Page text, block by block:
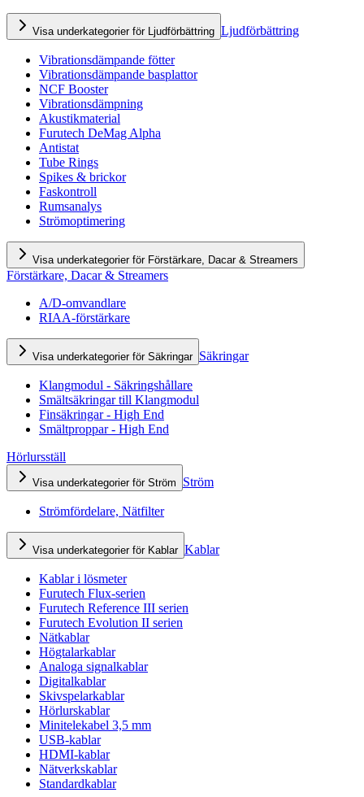
Visa underkategorier för Ljudförbättring Ljudförbättring
Vibrationsdämpande fötter
Vibrationsdämpande basplattor
NCF Booster
Vibrationsdämpning
Akustikmaterial
Furutech DeMag Alpha
Antistat
Tube Rings
Spikes & brickor
Faskontroll
Rumsanalys
Strömoptimering
Visa underkategorier för Förstärkare, Dacar & Streamers
Förstärkare, Dacar & Streamers
A/D-omvandlare
RIAA-förstärkare
Visa underkategorier för Säkringar Säkringar
Klangmodul - Säkringshållare
Smältsäkringar till Klangmodul
Finsäkringar - High End
Smältproppar - High End
Hörlursställ
Visa underkategorier för Ström Ström
Strömfördelare, Nätfilter
Visa underkategorier för Kablar Kablar
Kablar i lösmeter
Furutech Flux-serien
Furutech Reference III serien
Furutech Evolution II serien
Nätkablar
Högtalarkablar
Analoga signalkablar
Digitalkablar
Skivspelarkablar
Hörlurskablar
Minitelekabel 3,5 mm
USB-kablar
HDMI-kablar
Nätverkskablar
Standardkablar